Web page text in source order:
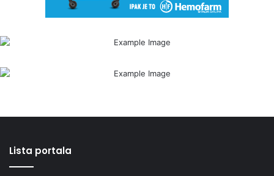
Lista portala